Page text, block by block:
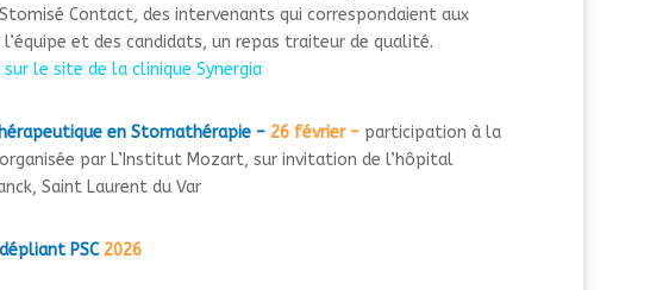
Contact, des intervenants qui correspondaient aux
et des candidats, un repas traiteur de qualité.
sur le site de la clinique Synergia
en Stomathérapie – 26 février –participation à la
par L’Institut Mozart, sur invitation de l’hôpital
Saint Laurent du Var
PSC 2026